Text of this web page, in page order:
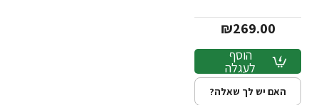
₪269.00
הוסף
לעגלה
האם יש לך שאלה?